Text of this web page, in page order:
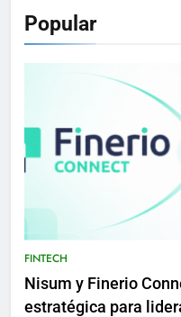
Popular
FINTECH
Nisum y Finerio
estratégica para